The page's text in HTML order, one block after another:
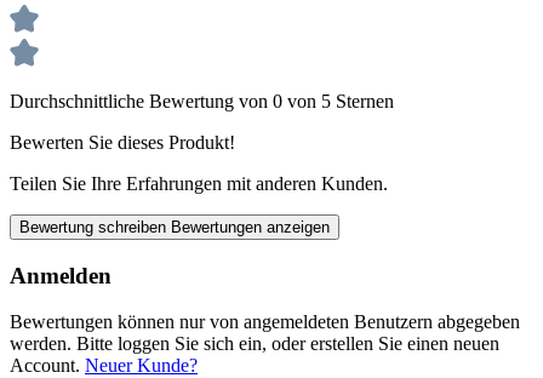
Durchschnittliche Bewertung von 0 von 5 Sternen
Bewerten Sie dieses Produkt!
Teilen Sie Ihre Erfahrungen mit anderen Kunden.
Bewertung schreiben Bewertungen anzeigen
Anmelden
Bewertungen können nur von angemeldeten Benutzern abgegeben
werden. Bitte loggen Sie sich ein, oder erstellen Sie einen neuen
Account. Neuer Kunde?